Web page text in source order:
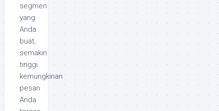
segmen
yang
Anda
buat,
semakin
tinggi
kemungkinan
pesan
Anda